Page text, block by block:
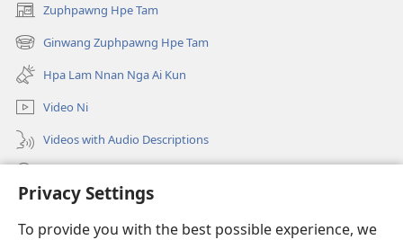
Privacy Settings
To provide you with the best possible experience, we
Zuphpawng Hpe Tam
(opens
new
window)
Ginwang Zuphpawng Hpe Tam
(opens
new
window)
Hpa Lam Nnan Nga Ai Kun
Video Ni
Videos with Audio Descriptions
(opens